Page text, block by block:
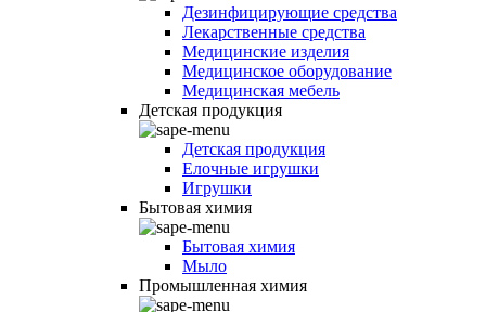
Дезинфицирующие средства
Лекарственные средства
Медицинские изделия
Медицинское оборудование
Медицинская мебель
Детская продукция
Детская продукция
Елочные игрушки
Игрушки
Бытовая химия
Бытовая химия
Мыло
Промышленная химия